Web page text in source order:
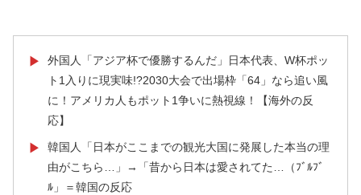
▶
外国人「アジア杯で優勝するんだ」日本代表、W杯ポッ
ト1入りに現実味!?2030大会で出場枠「64」なら追い風
に！アメリカ人もポット1争いに熱視線！【海外の反
応】
▶
韓国人「日本がここまでの観光大国に発展した本当の理
由がこちら…」→「昔から日本は愛されてた…（ﾌﾞﾙﾌﾞ
ﾙ」＝韓国の反応